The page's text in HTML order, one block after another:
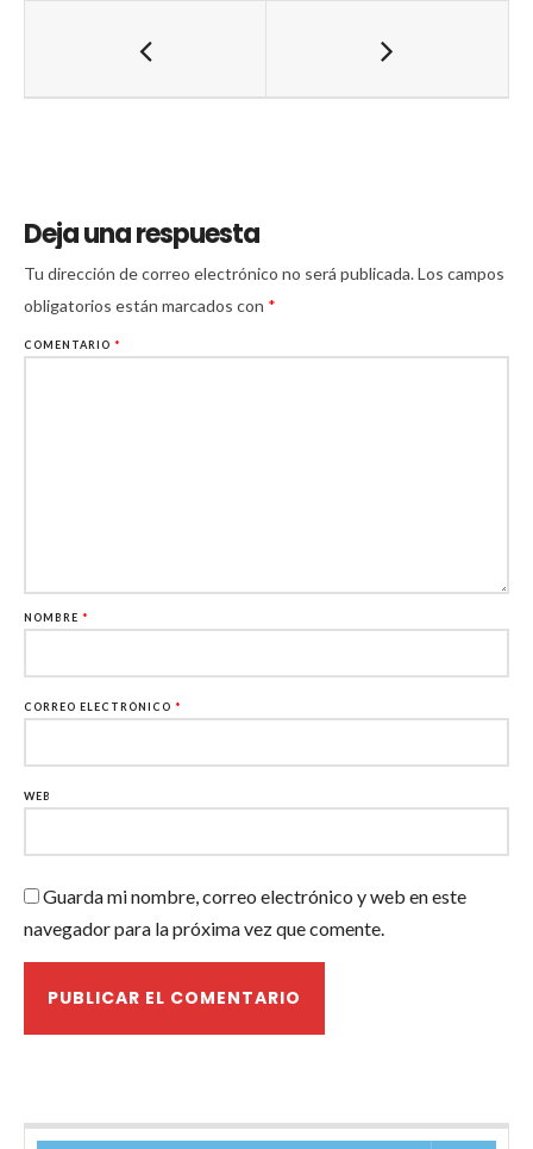
Deja una respuesta
Tu dirección de correo electrónico no será publicada.Los campos
obligatorios están marcados con *
COMENTARIO *
NOMBRE *
CORREO ELECTRÓNICO *
WEB
Guarda mi nombre, correo electrónico y web en este
navegador para la próxima vez que comente.